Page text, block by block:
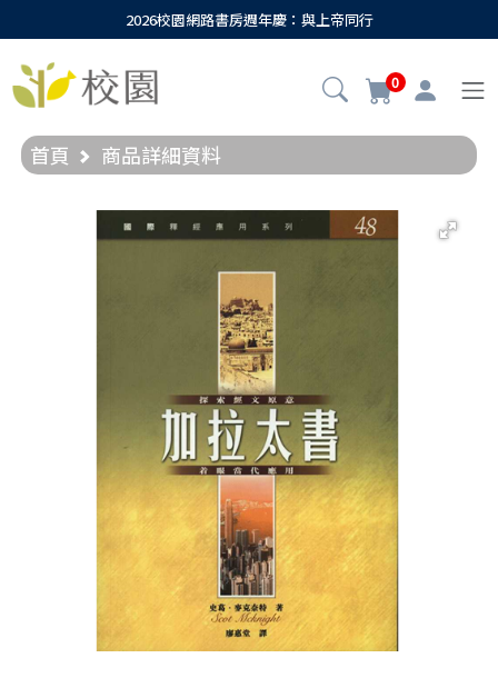
2026校園網路書房週年慶：與上帝同行
0
首頁 商品詳細資料